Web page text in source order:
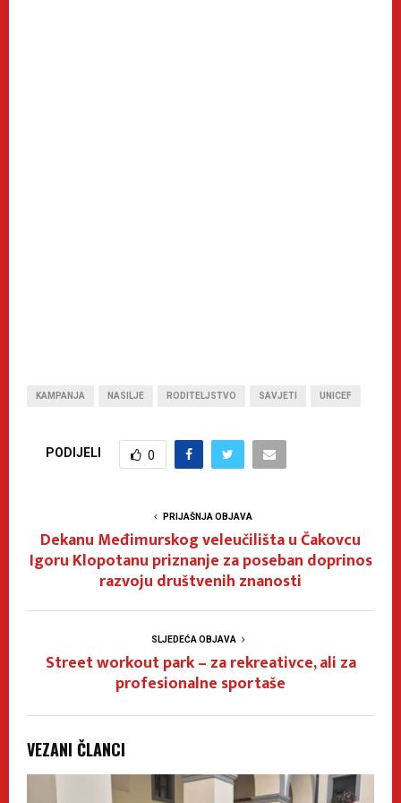
KAMPANJA NASILJE RODITELJSTVO SAVJETI UNICEF
PODIJELI 0
PRIJAŠNJA OBJAVA
Dekanu Međimurskog veleučilišta u Čakovcu
Igoru Klopotanu priznanje za poseban doprinos
razvoju društvenih znanosti
SLJEDEĆA OBJAVA
Street workout park – za rekreativce, ali za
profesionalne sportaše
VEZANI ČLANCI